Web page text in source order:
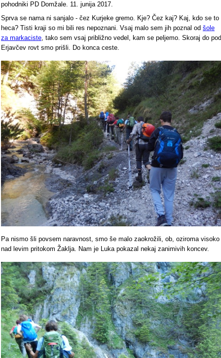
pohodniki PD Domžale. 11. junija 2017.
Sprva se nama ni sanjalo - čez Kurjeke gremo. Kje? Čez kaj? Kaj, kdo se to
heca? Tisti kraji so mi bili res nepoznani. Vsaj malo sem jih poznal od šole
za markaciste, tako sem vsaj približno vedel, kam se peljemo. Skoraj do pod
Erjavčev rovt smo prišli. Do konca ceste.
Pa nismo šli povsem naravnost, smo še malo zaokrožili, ob, oziroma visoko
nad levim pritokom Žaklja. Nam je Luka pokazal nekaj zanimivih koncev.